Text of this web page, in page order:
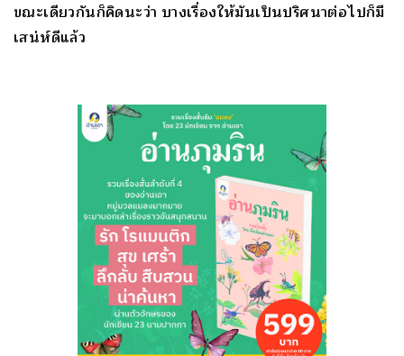
ขณะเดียวกันก็คิดนะว่า บางเรื่องให้มันเป็นปริศนาต่อไปก็มี
เสน่ห์ดีแล้ว